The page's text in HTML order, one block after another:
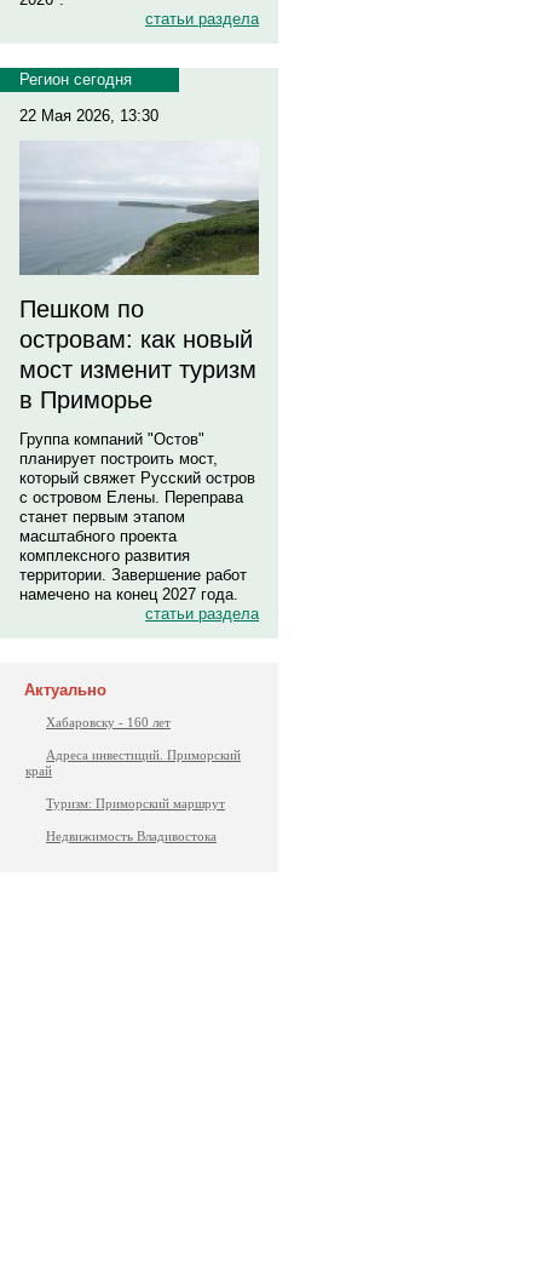
статьи раздела
Регион сегодня
22 Мая 2026, 13:30
Пешком по
островам: как новый
мост изменит туризм
в Приморье
Группа компаний "Остов"
планирует построить мост,
который свяжет Русский остров
с островом Елены. Переправа
станет первым этапом
масштабного проекта
комплексного развития
территории. Завершение работ
намечено на конец 2027 года.
статьи раздела
Актуально
Хабаровску - 160 лет
Адреса инвестиций. Приморский
край
Туризм: Приморский маршрут
Недвижимость Владивостока